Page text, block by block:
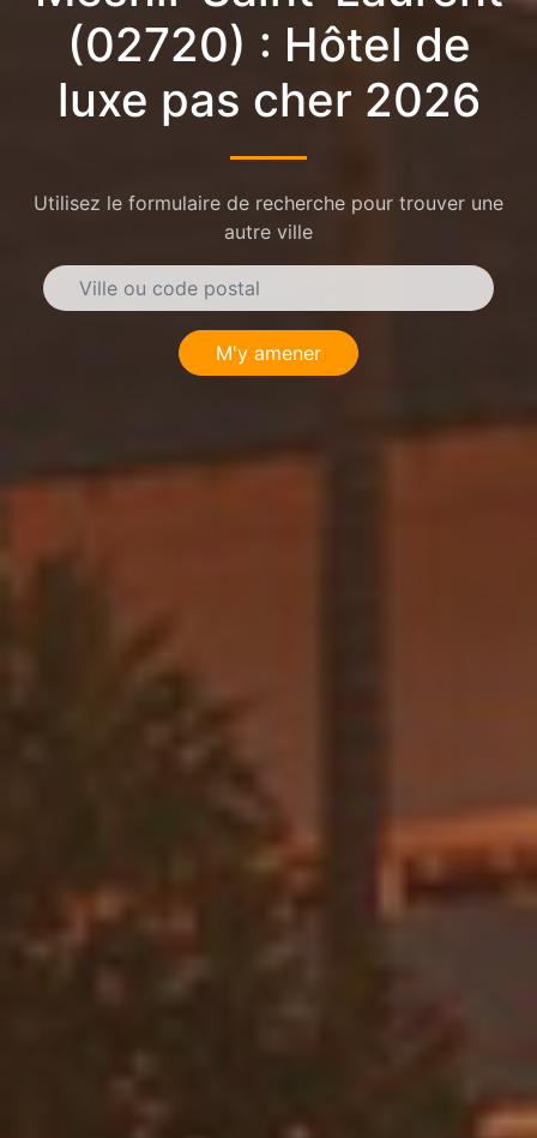
(02720) : Hôtel de
luxe pas cher 2026
Utilisez le formulaire de recherche pour trouver une
autre ville
M'y amener